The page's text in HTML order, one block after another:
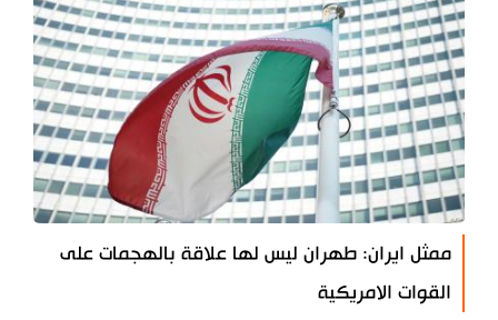
ممثل ايران: طهران ليس لها علاقة بالهجمات على
القوات الامريكية